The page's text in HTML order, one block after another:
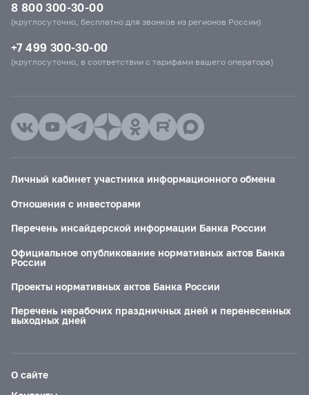
8 800 300-30-00
(круглосуточно, бесплатно для звонков из регионов России)
+7 499 300-30-00
(круглосуточно, в соответствии с тарифами вашего оператора)
Личный кабинет участника информационного обмена
Отношения с инвесторами
Перечень инсайдерской информации Банка России
Официальное опубликование нормативных актов Банка
России
Проекты нормативных актов Банка России
Перечень нерабочих праздничных дней и перенесенных
выходных дней
О сайте